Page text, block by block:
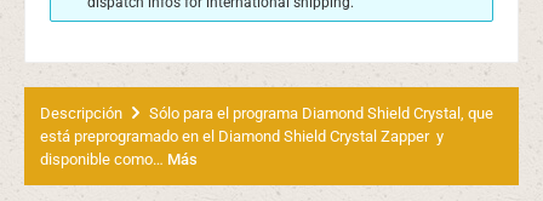
Descripción
Sólo para el programa Diamond Shield Crystal, que
está preprogramado en el Diamond Shield Crystal Zapper y
disponible como… Más